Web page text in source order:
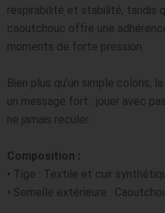
respirabilité et stabilité, tandis
caoutchouc offre une
moments de forte pression.
Bien plus qu’un simple coloris,
un message fort : jouer avec
ne jamais reculer.
Composition :
• Tige : Textile et cuir
• Semelle extérieure :